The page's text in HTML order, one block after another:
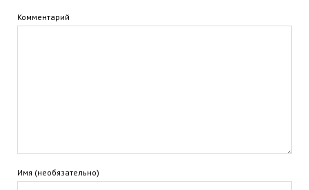
Комментарий
Имя (необязательно)